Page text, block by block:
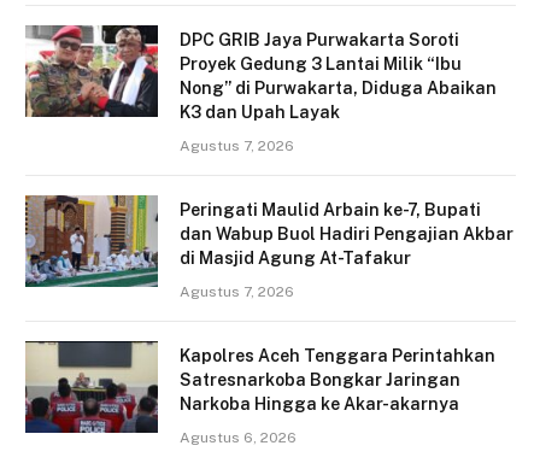
DPC GRIB Jaya Purwakarta Soroti
Proyek Gedung 3 Lantai Milik “Ibu
Nong” di Purwakarta, Diduga Abaikan
K3 dan Upah Layak
Agustus 7, 2026
Peringati Maulid Arbain ke-7, Bupati
dan Wabup Buol Hadiri Pengajian Akbar
di Masjid Agung At-Tafakur
Agustus 7, 2026
Kapolres Aceh Tenggara Perintahkan
Satresnarkoba Bongkar Jaringan
Narkoba Hingga ke Akar-akarnya
Agustus 6, 2026